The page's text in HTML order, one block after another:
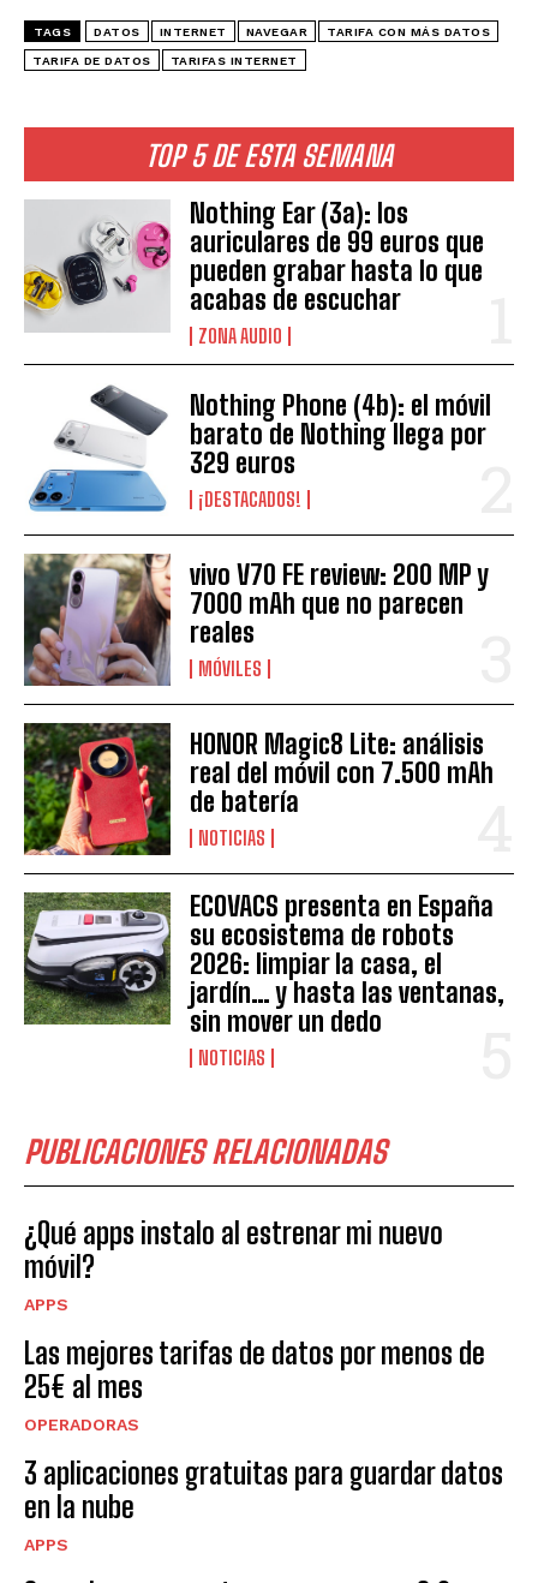
TOP 5 DE ESTA SEMANA
Nothing Ear (3a): los
auriculares de 99 euros que
pueden grabar hasta lo que
acabas de escuchar
ZONA AUDIO
Nothing Phone (4b): el móvil
barato de Nothing llega por
329 euros
¡DESTACADOS!
vivo V70 FE review: 200 MP y
7000 mAh que no parecen
reales
MÓVILES
HONOR Magic8 Lite: análisis
real del móvil con 7.500 mAh
de batería
NOTICIAS
ECOVACS presenta en España
su ecosistema de robots
2026: limpiar la casa, el
jardín… y hasta las ventanas,
sin mover un dedo
NOTICIAS
PUBLICACIONES RELACIONADAS
¿Qué apps instalo al estrenar mi nuevo
móvil?
APPS
Las mejores tarifas de datos por menos de
25€ al mes
OPERADORAS
3 aplicaciones gratuitas para guardar datos
en la nube
APPS
TAGS DATOS INTERNET NAVEGAR TARIFA CON MÁS DATOS
TARIFA DE DATOS TARIFAS INTERNET